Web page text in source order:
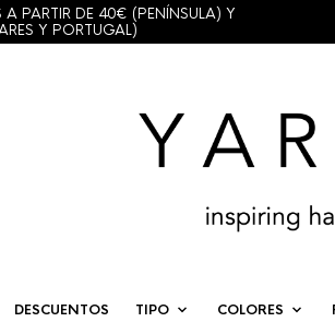
A PARTIR DE 40€ (PENÍNSULA) Y
Y PORTUGAL)
DESCUENTOS TIPO COLORES